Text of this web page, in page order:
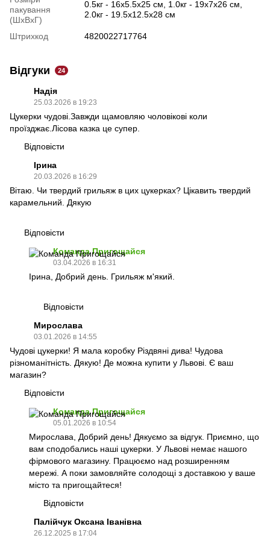
пакування
(ШхВхГ)
0.5кг - 16х5.5х25 см, 1.0кг - 19х7х26 см,
2.0кг - 19.5х12.5х28 см
Штрихкод 4820022717764
Відгуки 24
Надія
25.03.2026 в 19:23
Цукерки чудові.Завжди щамовляю чоловікові коли
проїзджає.Лісова казка це супер.
Відповісти
Ірина
20.03.2026 в 16:29
Вітаю. Чи твердий грильяж в цих цукерках? Цікавить твердий
карамельний. Дякую
Відповісти
Команда Пригощайся
03.04.2026 в 16:31
Ірина, Добрий день. Грильяж м'який.
Відповісти
Мирослава
03.01.2026 в 14:55
Чудові цукерки! Я мала коробку Різдвяні дива! Чудова
різноманітність. Дякую! Де можна купити у Львові. Є ваш
магазин?
Відповісти
Команда Пригощайся
05.01.2026 в 10:54
Мирослава, Добрий день! Дякуємо за відгук. Приємно, що
вам сподобались наші цукерки. У Львові немає нашого
фірмового магазину. Працюємо над розширенням
мережі. А поки замовляйте солодощі з доставкою у ваше
місто та пригощайтеся!
Відповісти
Палійчук Оксана Іванівна
26.12.2025 в 17:04